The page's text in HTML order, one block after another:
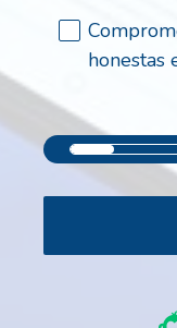
r
a
t
honestas